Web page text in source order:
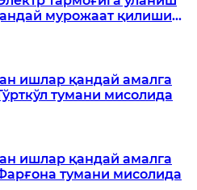
мурожаат қилишим
ишлар қандай амалга
тумани мисолида
ишлар қандай амалга
тумани мисолида